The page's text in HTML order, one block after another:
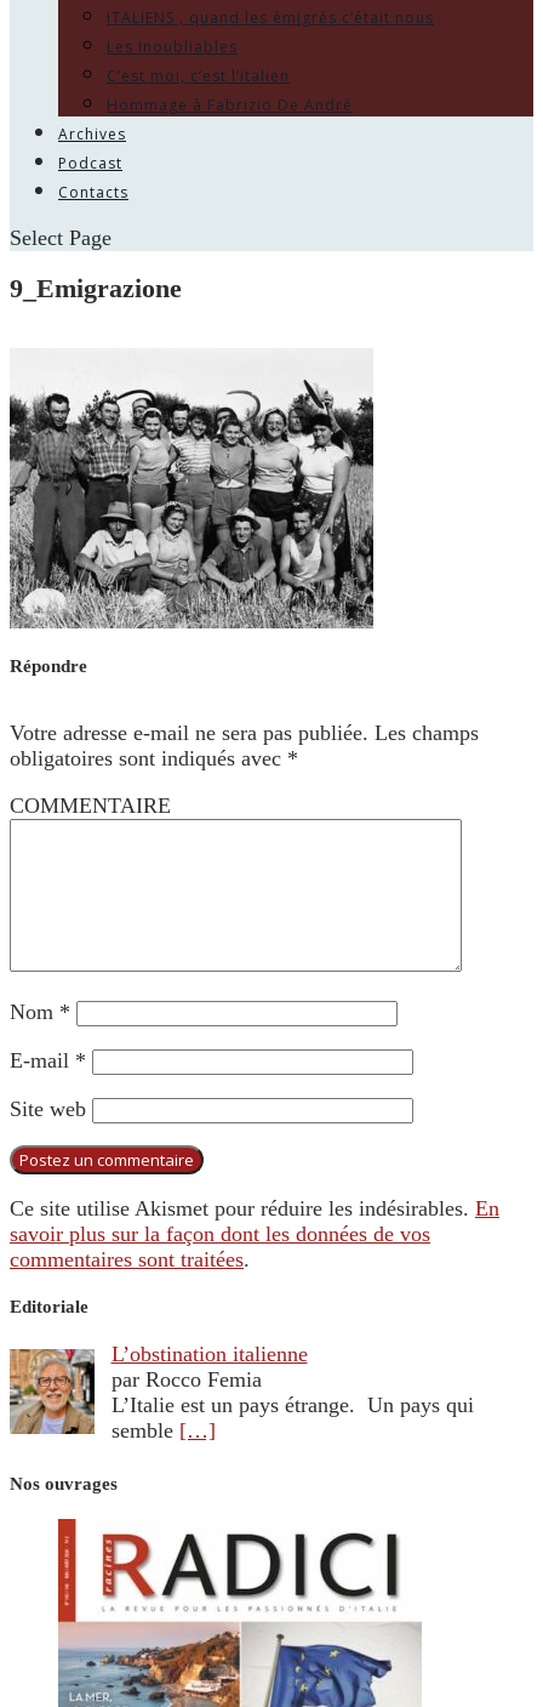
ITALIENS , quand les émigrés c’était nous
Les Inoubliables
C’est moi, c’est l’italien
Hommage à Fabrizio De André
Archives
Podcast
Contacts
Select Page
9_Emigrazione
Répondre
Votre adresse e-mail ne sera pas publiée. Les champs
obligatoires sont indiqués avec *
COMMENTAIRE
Nom *
E-mail *
Site web
Ce site utilise Akismet pour réduire les indésirables. En
savoir plus sur la façon dont les données de vos
commentaires sont traitées.
Editoriale
L’obstination italienne
par Rocco Femia
L’Italie est un pays étrange. Un pays qui
semble […]
Nos ouvrages